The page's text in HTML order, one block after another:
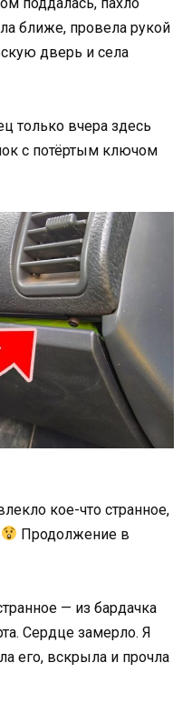
ближе, провела рукой
дверь и села
только вчера здесь
с потёртым ключом
кое-что странное,
Продолжение в
— из бардачка
Сердце замерло. Я
его, вскрыла и прочла